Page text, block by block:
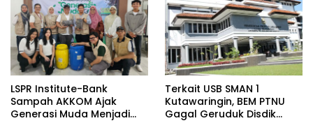
LSPR Institute-Bank
Sampah AKKOM Ajak
Generasi Muda Menjadi
Terkait USB SMAN 1
Kutawaringin, BEM PTNU
Gagal Geruduk Disdik